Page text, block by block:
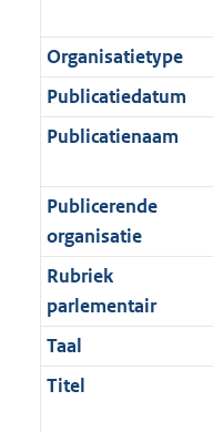
t
Organisatietype
Publicatiedatum
Publicatienaam
Publicerende
organisatie
Rubriek
parlementair
Taal
Titel